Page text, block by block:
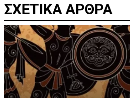
ΣΧΕΤΙΚΑ ΑΡΘΡΑ